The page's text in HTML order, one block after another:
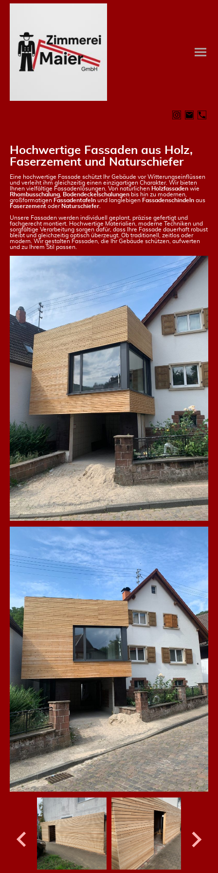
Hochwertige Fassaden aus Holz,
Faserzement und Naturschiefer
Eine hochwertige Fassade schützt Ihr Gebäude vor Witterungseinflüssen
und verleiht ihm gleichzeitig einen einzigartigen Charakter. Wir bieten
Ihnen vielfältige Fassadenlösungen. Von natürlichen Holzfassaden wie
Rhombusschalung
Bodendeckelschalungen bis hin zu modernen,
großformatigen Fassadentafeln und langlebigen Fassadenschindeln aus
Faserzement oder Naturschiefer
Unsere Fassaden werden individuell geplant, präzise gefertigt und
fachgerecht montiert. Hochwertige Materialien, moderne Techniken und
sorgfältige Verarbeitung sorgen dafür, dass Ihre Fassade dauerhaft robust
bleibt und gleichzeitig optisch überzeugt. Ob traditionell, zeitlos oder
modern. Wir gestalten Fassaden, die Ihr Gebäude schützen, aufwerten
und zu Ihrem Stil passen.